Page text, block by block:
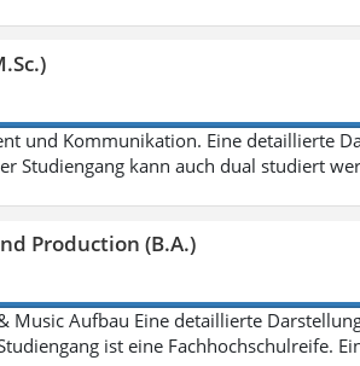
und Kommunikation. Eine detaillierte
Studiengang kann auch dual studiert
Production (B.A.)
Music Aufbau Eine detaillierte
ist eine Fachhochschulreife.